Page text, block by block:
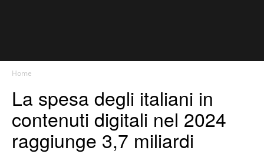
Home
La spesa degli italiani in
contenuti digitali nel 2024
raggiunge 3,7 miliardi